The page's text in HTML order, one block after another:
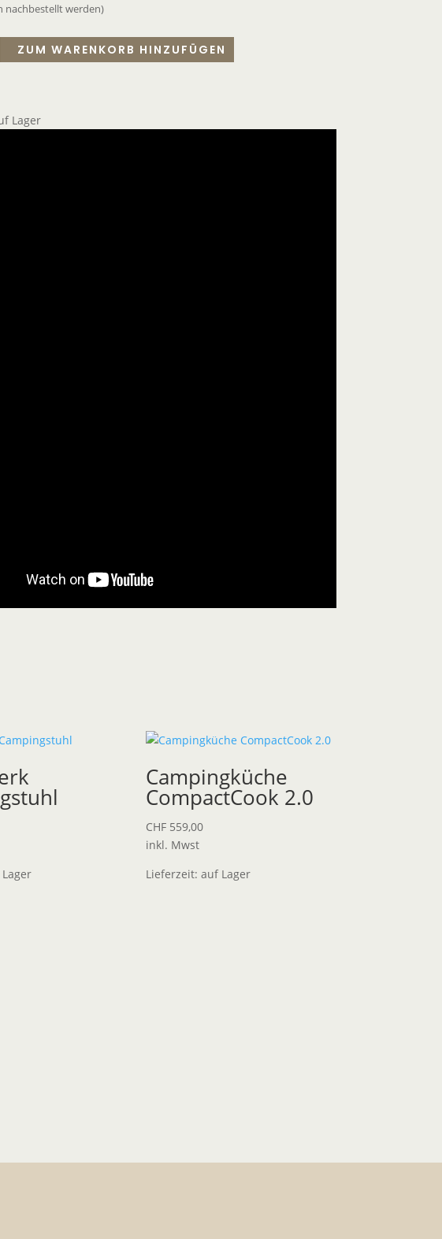
nachbestellt werden)
ZUM WARENKORB HINZUFÜGEN
Lager
Campingküche
CompactCook 2.0
CHF 559,00
inkl. Mwst
Lieferzeit:auf Lager